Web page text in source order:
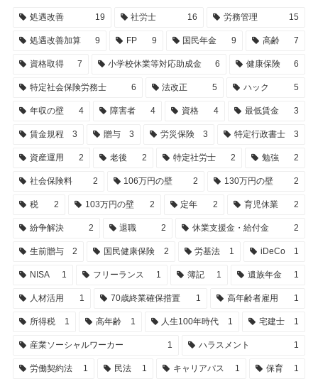
処遇改善 19 社労士 16 労務管理 15
処遇改善加算 9 FP 9 国民年金 9 高齢 7
資格取得 7 小学校休業等対応助成金 6 健康保険 6
特定社会保険労務士 6 法改正 5 ハック 5
年収の壁 4 障害者 4 資格 4 最低賃金 3
賃金規程 3 贈与 3 労災保険 3 特定行政書士 3
資産運用 2 老後 2 特定社労士 2 勉強 2
社会保険料 2 106万円の壁 2 130万円の壁 2
税 2 103万円の壁 2 定年 2 育児休業 2
紛争解決 2 退職 2 休業支援金・給付金 2
生前贈与 2 国民健康保険 2 労基法 1 iDeCo 1
NISA 1 フリーランス 1 簿記 1 遺族年金 1
人材活用 1 70歳終業確保措置 1 高年齢者雇用 1
所得税 1 高年齢 1 人生100年時代 1 宅建士 1
産業ソーシャルワーカー 1 ハラスメント 1
労働契約法 1 民法 1 キャリアパス 1 保育 1